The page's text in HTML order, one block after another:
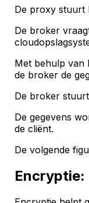
De proxy stuurt
De broker
Met behulp van
de broker de
De broker
De gegevens
de cliënt.
De volgende
Encryptie: